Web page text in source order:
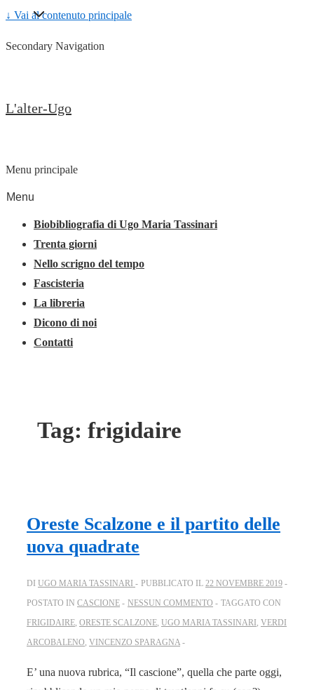
↓ Vai al contenuto principale
Secondary Navigation
L'alter-Ugo
Menu principale
Menu
Biobibliografia di Ugo Maria Tassinari
Trenta giorni
Nello scrigno del tempo
Fascisteria
La libreria
Dicono di noi
Contatti
Tag: frigidaire
Oreste Scalzone e il partito delle
uova quadrate
DI UGO MARIA TASSINARI PUBBLICATO IL 22 NOVEMBRE 2019
POSTATO IN CASCIONE NESSUN COMMENTO
TAGGATO CON
FRIGIDAIRE, ORESTE SCALZONE, UGO MARIA TASSINARI , VERDI
ARCOBALENO, VINCENZO SPARAGNA
E’ una nuova rubrica, “Il cascione”, quella che parte oggi,